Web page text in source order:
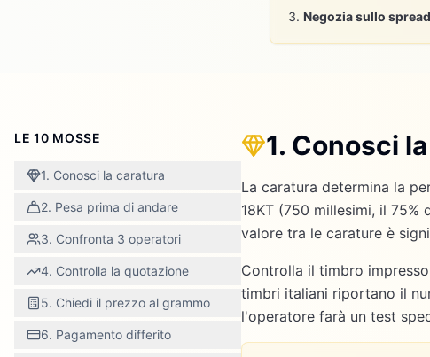
Negozia sullo spread
LE 10 MOSSE
1. Conosci la caratura
2. Pesa prima di andare
3. Confronta 3 operatori
4. Controlla la quotazione
5. Chiedi il prezzo al grammo
6. Pagamento differito
1. Conosci
La caratura determina la
18KT (750 millesimi, il
valore tra le carature è
Controlla il timbro
timbri italiani riportano il
l'operatore farà un test